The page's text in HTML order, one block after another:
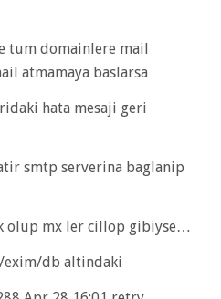
tum domainlere mail
atmamaya baslarsa
hata mesaji geri
smtp serverina baglanip
olup mx ler cillop gibiyse…
exim/db altindaki